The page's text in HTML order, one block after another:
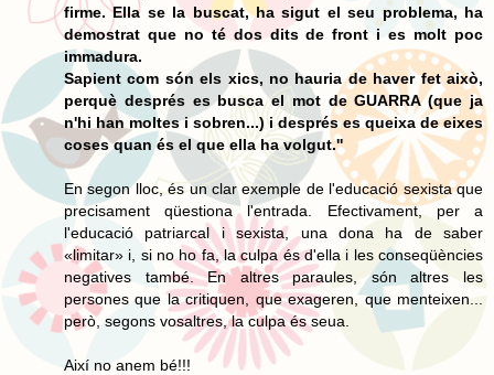
firme. Ella se la buscat, ha sigut el seu problema, ha
demostrat que no té dos dits de front i es molt poc
immadura.
Sapient com són els xics, no hauria de haver fet això,
perquè després es busca el mot de GUARRA (que ja
n'hi han moltes i sobren...) i després es queixa de eixes
coses quan és el que ella ha volgut.''
En segon lloc, és un clar exemple de l'educació sexista que
precisament qüestiona l'entrada. Efectivament, per a
l'educació patriarcal i sexista, una dona ha de saber
«limitar» i, si no ho fa, la culpa és d'ella i les conseqüències
negatives també. En altres paraules, són altres les
persones que la critiquen, que exageren, que menteixen...
però, segons vosaltres, la culpa és seua.
Així no anem bé!!!